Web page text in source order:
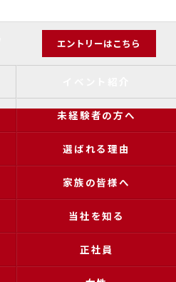
エントリーはこちら
未経験者の方へ
選ばれる理由
家族の皆様へ
当社を知る
正社員